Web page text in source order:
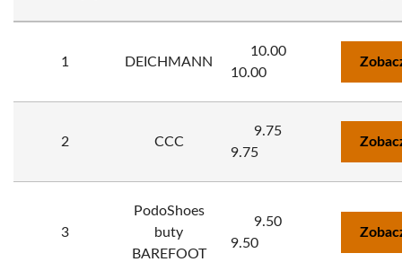
1 DEICHMANN
10.00
10.00
2 CCC
9.75
9.75
3
PodoShoes
buty
BAREFOOT
9.50
9.50